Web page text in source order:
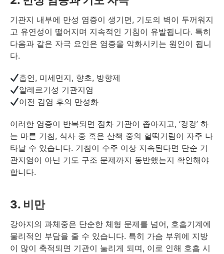
기관지 내부에 만성 염증이 생기면, 기도의 벽이 두꺼워지
고 유연성이 떨어지며 지속적인 기침이 유발됩니다. 특히
다음과 같은 자극 요인은 염증을 악화시키는 원인이 됩니
다.
흡연, 미세먼지, 향초, 방향제
알레르기성 기관지염
이전 감염 후의 만성화
이러한 염증이 반복되면 점차 기관이 좁아지고, ‘컹컹’ 하
는 마른 기침, 식사 중 혹은 산책 중의 헐떡거림이 자주 나
타날 수 있습니다. 기침이 수주 이상 지속된다면 단순 기
관지염이 아닌 기도 구조 문제까지 동반했는지 확인해야
합니다.
3. 비만
강아지의 과체중은 단순한 체형 문제를 넘어, 호흡기계에
물리적인 부담을 줄 수 있습니다. 특히 가슴 부위에 지방
이 많이 축적되면 기관이 눌리게 되며, 이로 인해 호흡 시